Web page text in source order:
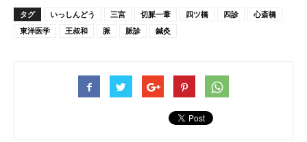
タグ いっしんどう 三宮 切脈一葦 四ツ橋 四診
心斎橋
東洋医学
王叔和 脈 脈診 鍼灸